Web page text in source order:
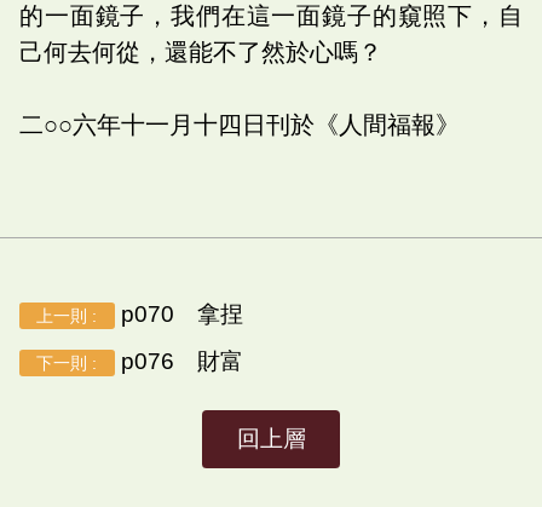
的一面鏡子，我們在這一面鏡子的窺照下，自
己何去何從，還能不了然於心嗎？
二○○六年十一月十四日刊於《人間福報》
上一則 : p070 拿捏
下一則 : p076 財富
回上層